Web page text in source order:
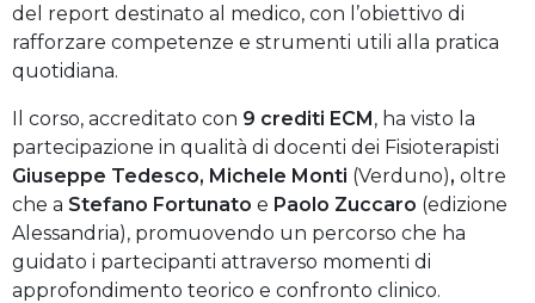
del report destinato al medico, con l’obiettivo di
rafforzare competenze e strumenti utili alla pratica
quotidiana.
Il corso, accreditato con 9 crediti ECM, ha visto la
partecipazione in qualità di docenti dei Fisioterapisti
Giuseppe Tedesco, Michele Monti (Verduno), oltre
che a Stefano Fortunato e Paolo Zuccaro (edizione
Alessandria), promuovendo un percorso che ha
guidato i partecipanti attraverso momenti di
approfondimento teorico e confronto clinico.